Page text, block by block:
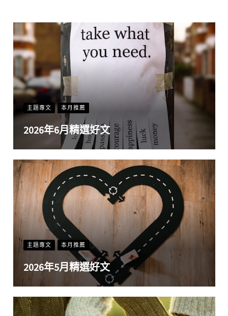
主題專文 本月推薦
2026年6月精選好文
主題專文 本月推薦
2026年5月精選好文